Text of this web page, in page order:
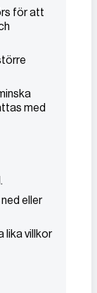
för att
med
eller
lika villkor